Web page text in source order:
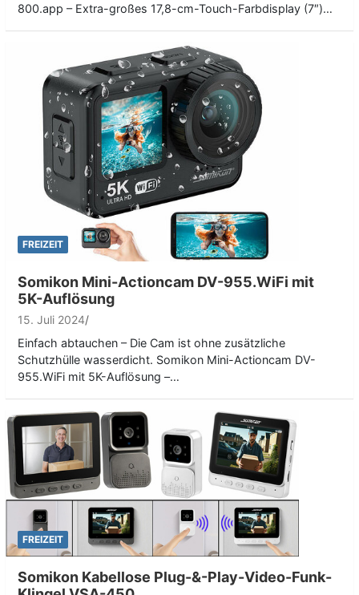
800.app – Extra-großes 17,8-cm-Touch-Farbdisplay (7″)…
FREIZEIT
Somikon Mini-Actioncam DV-955.WiFi mit
5K-Auflösung
15. Juli 2024
Einfach abtauchen – Die Cam ist ohne zusätzliche
Schutzhülle wasserdicht. Somikon Mini-Actioncam DV-
955.WiFi mit 5K-Auflösung –…
FREIZEIT
Somikon Kabellose Plug-&-Play-Video-Funk-